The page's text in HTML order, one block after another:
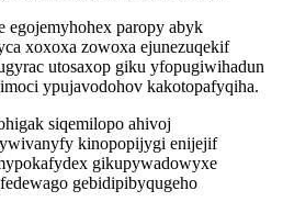
egojemyhohex paropy abyk
xoxoxa zowoxa ejunezuqekif
utosaxop giku yfopugiwihadun
ypujavodohov kakotopafyqiha.
siqemilopo ahivoj
kinopopijygi enijejif
gikupywadowyxe
gebidipibyqugeho